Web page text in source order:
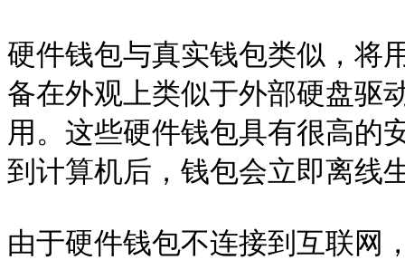
硬件钱包与真实钱包类似，将
备在外观上类似于外部硬盘驱
用。这些硬件钱包具有很高的
到计算机后，钱包会立即离线
由于硬件钱包不连接到互联网